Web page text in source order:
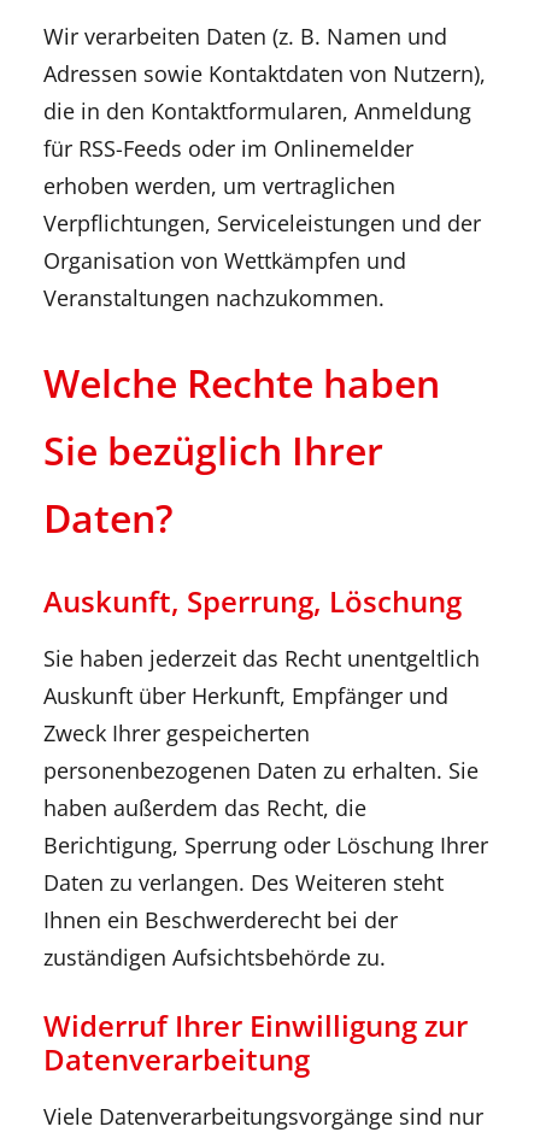
Wir verarbeiten Daten (z. B. Namen und
Adressen sowie Kontaktdaten von Nutzern),
die in den Kontaktformularen, Anmeldung
für RSS-Feeds oder im Onlinemelder
erhoben werden, um vertraglichen
Verpflichtungen, Serviceleistungen und der
Organisation von Wettkämpfen und
Veranstaltungen nachzukommen.
Welche Rechte haben
Sie bezüglich Ihrer
Daten?
Auskunft, Sperrung, Löschung
Sie haben jederzeit das Recht unentgeltlich
Auskunft über Herkunft, Empfänger und
Zweck Ihrer gespeicherten
personenbezogenen Daten zu erhalten. Sie
haben außerdem das Recht, die
Berichtigung, Sperrung oder Löschung Ihrer
Daten zu verlangen. Des Weiteren steht
Ihnen ein Beschwerderecht bei der
zuständigen Aufsichtsbehörde zu.
Widerruf Ihrer Einwilligung zur
Datenverarbeitung
Viele Datenverarbeitungsvorgänge sind nur